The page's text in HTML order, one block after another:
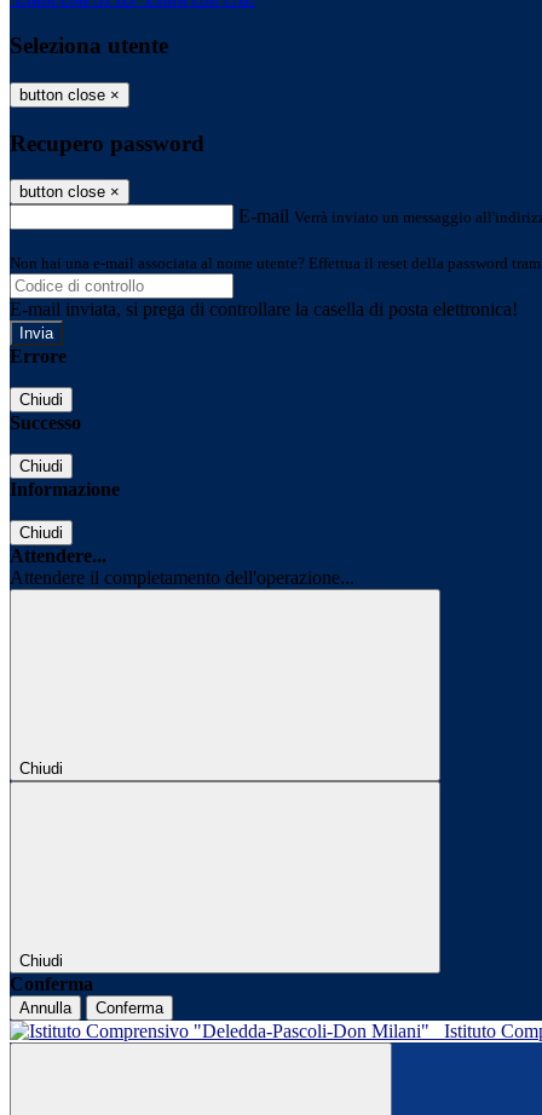
Seleziona utente
button close ×
Recupero password
button close ×
E-mail Verrà inviato un messaggio
Non hai una e-mail associata al nome utente? Effettua il reset della password
E-mail inviata, si prega di controllare la casella di posta elettronica!
Errore
Chiudi
Successo
Chiudi
Informazione
Chiudi
Attendere...
Attendere il completamento dell'operazione...
Chiudi
Chiudi
Conferma
Annulla Conferma
Istituto